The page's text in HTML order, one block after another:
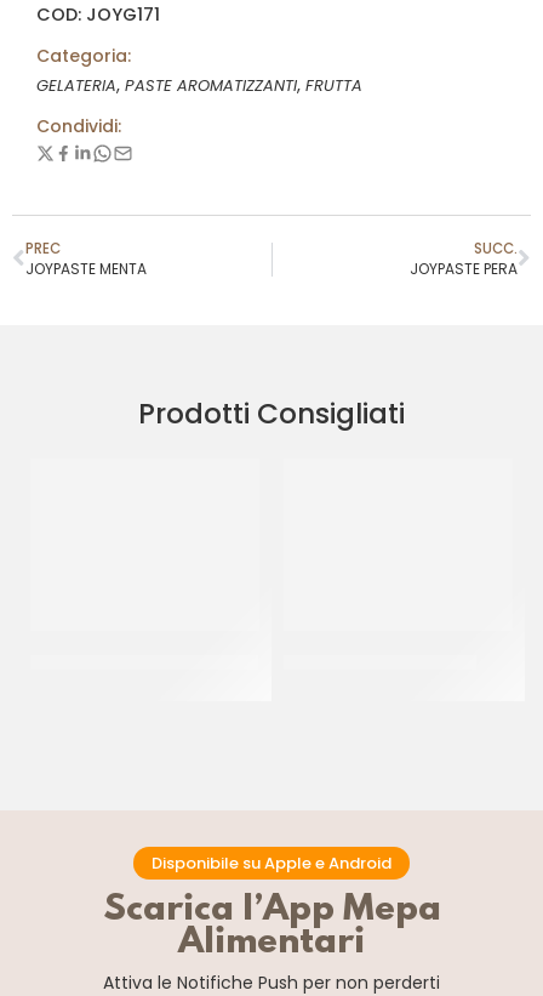
COD: JOYG171
Categoria:
GELATERIA, PASTE AROMATIZZANTI, FRUTTA
Condividi:
PREC
JOYPASTE MENTA
SUCC.
JOYPASTE PERA
Prodotti Consigliati
Disponibile su Apple e Android
Scarica l’App Mepa
Alimentari
Attiva le Notifiche Push per non perderti